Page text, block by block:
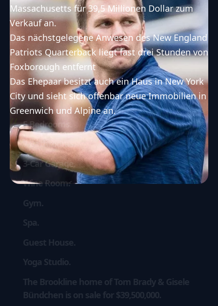
Massachusetts für 39,5 Millionen Dollar zum
Verkauf an.
Das nächstgelegene Anwesen des New England
Patriots Quarterback liegt fast drei Stunden von
Foxborough entfernt
Das Ehepaar besitzt auch ein Haus in New York
City und sieht sich offenbar neue Immobilien in
Greenwich und Alpine an.
5 Bedrooms.
7 Bathrooms.
3-Car Garage.
Wine Room.
Gym.
Spa.
Guest House.
Yoga Studio.
The Brookline home of Tom Brady & Gisele
Bündchen is on sale for $39,500,000.